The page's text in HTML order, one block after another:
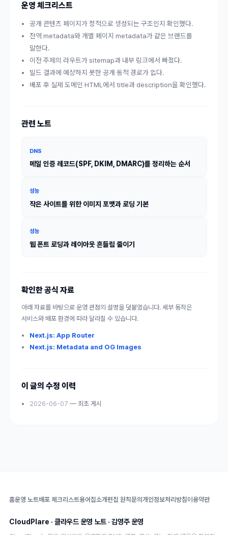
운영 체크리스트
공개 콘텐츠 페이지가 정적으로 생성되는 구조인지 확인했다.
전역 metadata와 개별 페이지 metadata가 같은 브랜드를
말한다.
이전 주제의 라우트가 sitemap과 내부 링크에서 빠졌다.
빌드 결과에 예상하지 못한 공개 동적 경로가 없다.
배포 후 실제 도메인 HTML에서 title과 description을 확인했다.
관련 노트
DNS
메일 인증 레코드(SPF, DKIM, DMARC)를 정리하는 순서
성능
작은 사이트를 위한 이미지 포맷과 로딩 기본
성능
웹 폰트 로딩과 레이아웃 흔들림 줄이기
확인한 공식 자료
아래 자료를 바탕으로 운영 관점의 설명을 덧붙였습니다. 세부 동작은
서비스와 배포 환경에 따라 달라질 수 있습니다.
Next.js: App Router
Next.js: Metadata and OG Images
이 글의 수정 이력
2026-06-07 — 최초 게시
홈운영 노트배포 체크리스트용어집소개편집 원칙문의 개인정보처리방침이용약관
CloudPlare · 클라우드 운영 노트 · 김영주 운영